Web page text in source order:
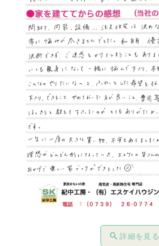
詳細を見る